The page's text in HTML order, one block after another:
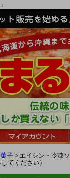
子 > エイシン・冷凍
てください）